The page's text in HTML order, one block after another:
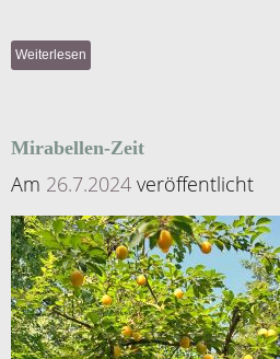
Weiterlesen
Mirabellen-Zeit
Am 26.7.2024 veröffentlicht